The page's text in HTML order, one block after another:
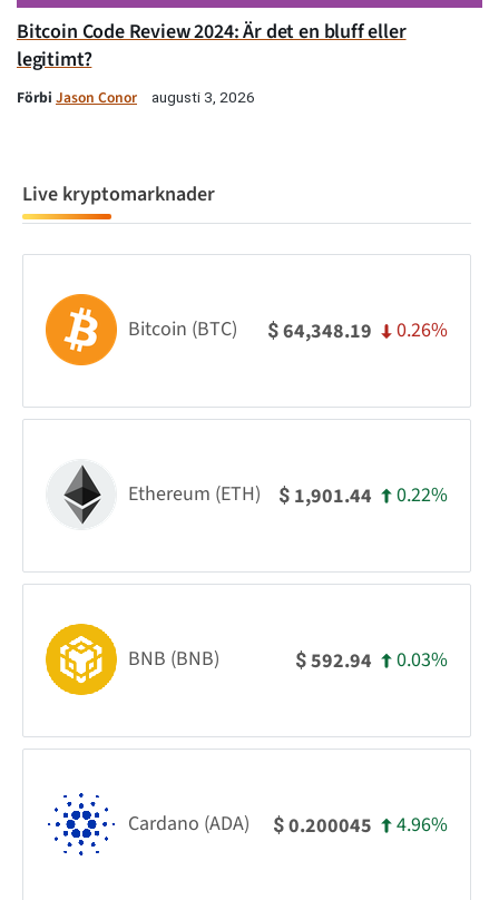
Bitcoin Code Review 2024: Är det en bluff eller
legitimt?
Förbi Jason Conor augusti 3, 2026
Live kryptomarknader
Bitcoin (BTC) $64,348.19 0.26%
Ethereum (ETH) $ 1,901.44 0.22%
BNB (BNB) $592.94 0.03%
Cardano (ADA) $0.200045 4.96%